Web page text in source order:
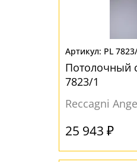
- бесплатная доставка
PL
Потолочный
7823/1
Reccagni
25 943 ₽